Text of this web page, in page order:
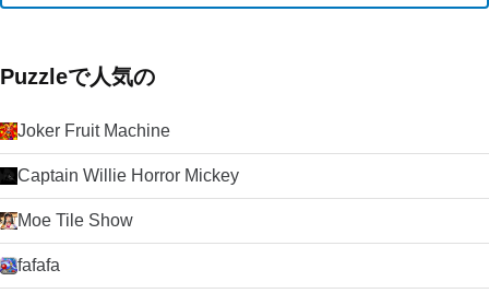
Puzzleで人気の
Joker Fruit Machine
Captain Willie Horror Mickey
Moe Tile Show
fafafa